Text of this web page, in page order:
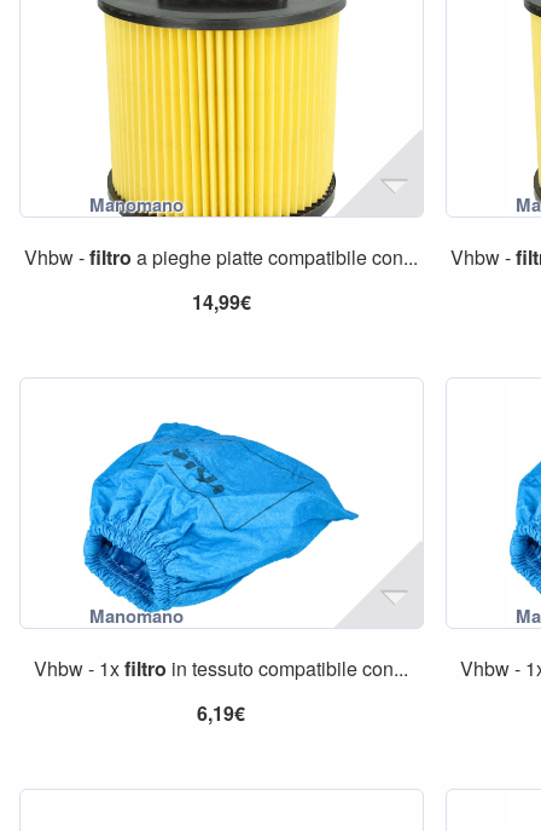
Vhbw -filtro a pieghe piatte compatibile con...
14,99€
Vhbw -
Vhbw - 1xfiltro in tessuto compatibile con...
6,19€
Vhbw -